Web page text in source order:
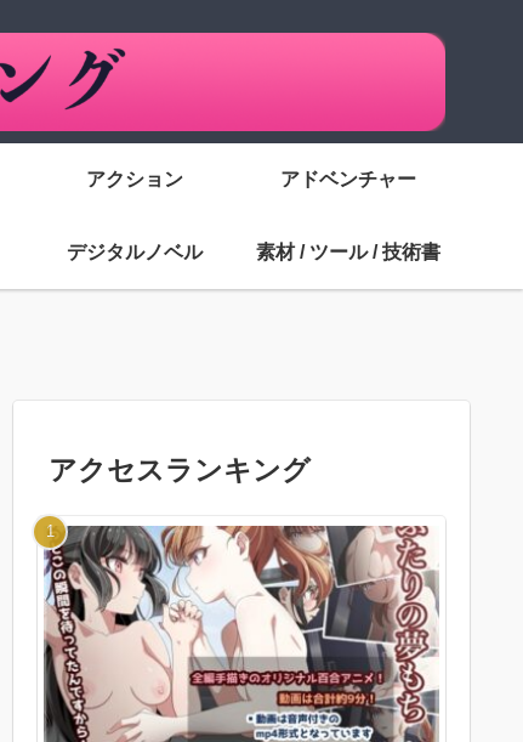
アクション アドベンチャー
デジタルノベル 素材 / ツール / 技術書
アクセスランキング